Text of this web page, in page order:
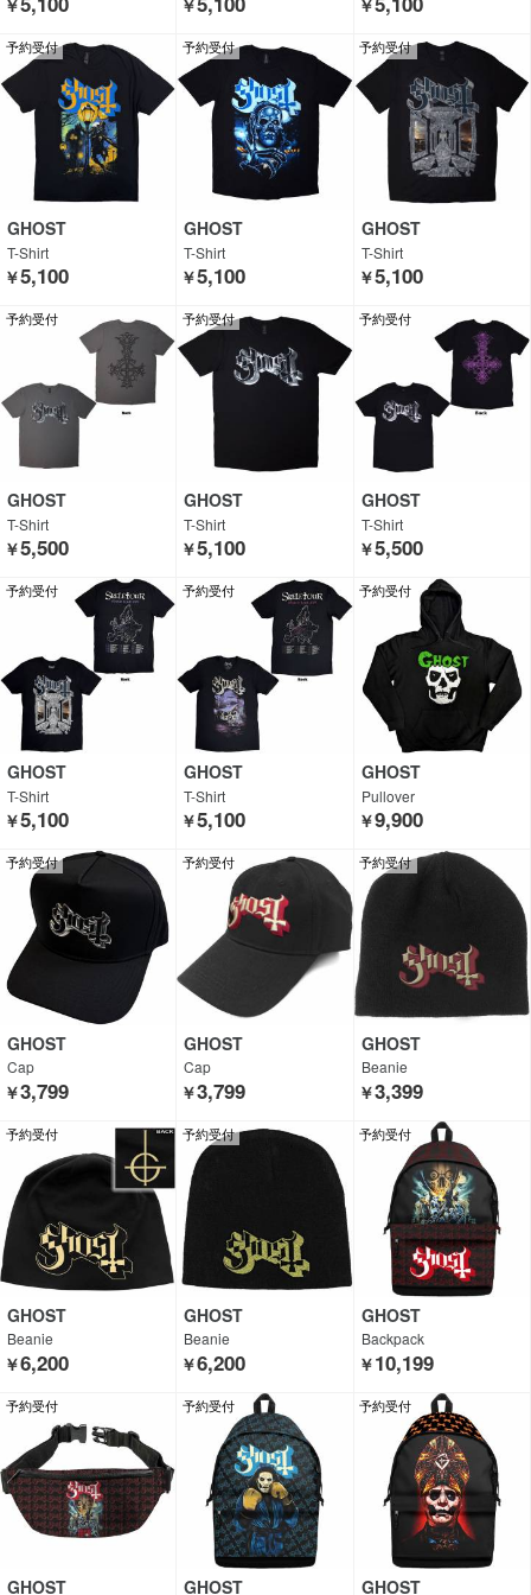
￥ ￥ ￥
予約受付
GHOST
T-Shirt
￥5,100
予約受付
GHOST
T-Shirt
￥5,100
予約受付
GHOST
T-Shirt
￥5,100
予約受付
GHOST
T-Shirt
￥5,500
予約受付
GHOST
T-Shirt
￥5,100
予約受付
GHOST
T-Shirt
￥5,500
予約受付
GHOST
T-Shirt
￥5,100
予約受付
GHOST
T-Shirt
￥5,100
予約受付
GHOST
Pullover
￥9,900
予約受付
GHOST
Cap
￥3,799
予約受付
GHOST
Cap
￥3,799
予約受付
GHOST
Beanie
￥3,399
予約受付
GHOST
Beanie
￥6,200
予約受付
GHOST
Beanie
￥6,200
予約受付
GHOST
Backpack
￥10,199
予約受付
GHOST
予約受付
GHOST
予約受付
GHOST